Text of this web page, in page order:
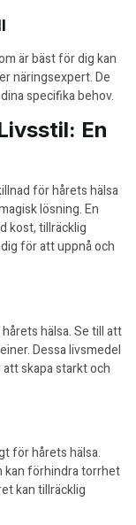
är bäst för dig kan
näringsexpert. De
specifika behov.
En
för hårets hälsa
lösning. En
kost, tillräcklig
för att uppnå och
hälsa. Se till att
Dessa livsmedel
skapa starkt och
för hårets hälsa.
kan förhindra torrhet
kan tillräcklig